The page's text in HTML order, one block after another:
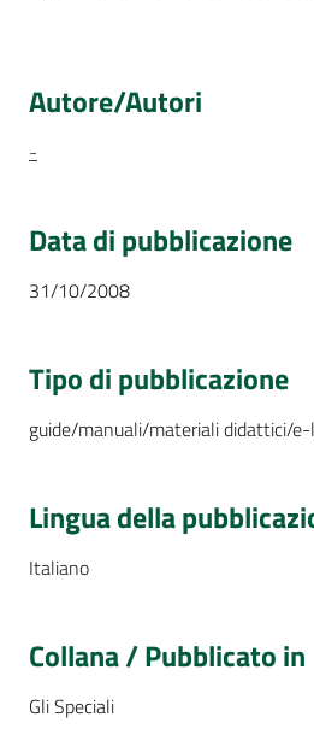
Autore/Autori
-
Data di pubblicazione
31/10/2008
Tipo di pubblicazione
guide/manuali/materiali didattici/
Lingua della
Italiano
Collana / Pubblicato in
Gli Speciali